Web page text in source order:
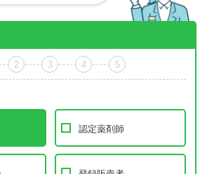
2 3 4 5
認定薬剤師